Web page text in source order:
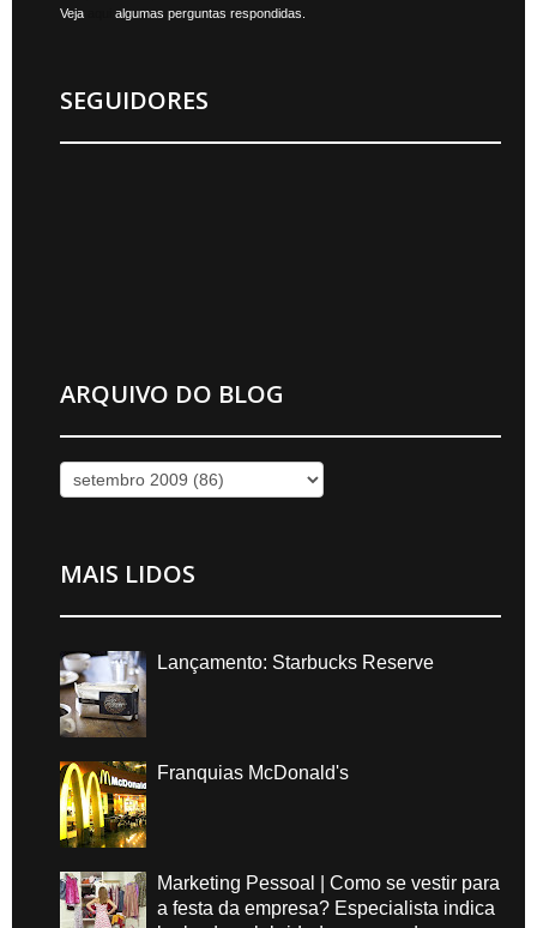
Veja
algumas perguntas respondidas.
SEGUIDORES
ARQUIVO DO BLOG
MAIS LIDOS
Lançamento: Starbucks Reserve
Franquias McDonald's
Marketing Pessoal | Como se vestir para
a festa da empresa? Especialista indica